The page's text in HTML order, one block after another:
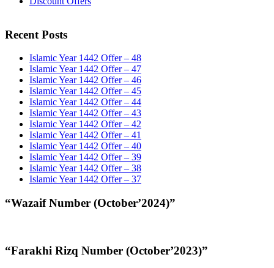
Recent Posts
Islamic Year 1442 Offer – 48
Islamic Year 1442 Offer – 47
Islamic Year 1442 Offer – 46
Islamic Year 1442 Offer – 45
Islamic Year 1442 Offer – 44
Islamic Year 1442 Offer – 43
Islamic Year 1442 Offer – 42
Islamic Year 1442 Offer – 41
Islamic Year 1442 Offer – 40
Islamic Year 1442 Offer – 39
Islamic Year 1442 Offer – 38
Islamic Year 1442 Offer – 37
“Wazaif Number (October’2024)”
“Farakhi Rizq Number (October’2023)”